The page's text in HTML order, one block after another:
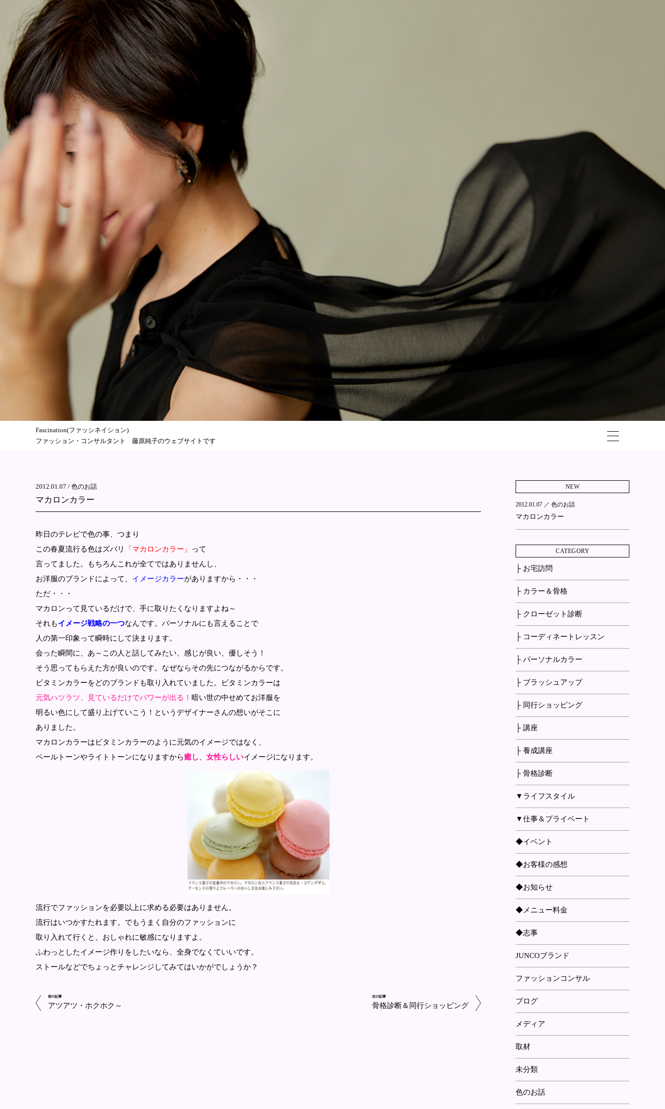
Fascination(ファッシネイション)
ファッション・コンサルタント 藤原純子のウェブサイトです
2012.01.07 / 色のお話
マカロンカラー
昨日のテレビで色の事、つまり
この春夏流行る色はズバリ
「マカロンカラー」
って
言ってました。もちろんこれが全てではありませんし、
お洋服のブランドによって、 イメージカラーがありますから・・・
ただ・・・
マカロンって見ているだけで、手に取りたくなりますよね～
それもイメージ戦略の一つなんです。パーソナルにも言えることで
人の第一印象って瞬時にして決まります。
会った瞬間に、あ～この人と話してみたい、感じが良い、優しそう！
そう思ってもらえた方が良いのです。なぜならその先につながるからです。
ビタミンカラーをどのブランドも取り入れていました。ビタミンカラーは
元気ハツラツ、見ているだけでパワーが出る！ 暗い世の中せめてお洋服を
明るい色にして盛り上げていこう！というデザイナーさんの想いがそこに
ありました。
マカロンカラーはビタミンカラーのように元気のイメージではなく、
ペールトーンやライトトーンになりますから癒し 女性らしいイメージになります。
流行でファッションを必要以上に求める必要はありません。
流行はいつかすたれます。でもうまく自分のファッションに
取り入れて行くと、おしゃれに敏感になりますよ。
ふわっとしたイメージ作りをしたいなら、全身でなくていいです。
ストールなどでちょっとチャレンジしてみてはいかがでしょうか？
前の記事
アツアツ・ホクホク～
次の記事
骨格診断＆同行ショッピング
NEW
2012.01.07 ／ 色のお話
マカロンカラー
CATEGORY
├ お宅訪問
├ カラー＆骨格
├ クローゼット診断
├ コーディネートレッスン
├ パーソナルカラー
├ ブラッシュアップ
├ 同行ショッピング
├ 講座
├ 養成講座
├ 骨格診断
▼ライフスタイル
▼仕事＆プライベート
◆イベント
◆お客様の感想
◆お知らせ
◆メニュー料金
◆志事
JUNCOブランド
ファッションコンサル
ブログ
メディア
取材
未分類
色のお話